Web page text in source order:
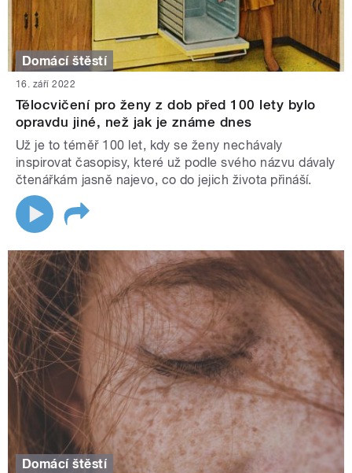
Domácí štěstí
16. září 2022
Tělocvičení pro ženy z dob před 100 lety bylo
opravdu jiné, než jak je známe dnes
Už je to téměř 100 let, kdy se ženy nechávaly
inspirovat časopisy, které už podle svého názvu dávaly
čtenářkám jasně najevo, co do jejich života přináší.
Domácí štěstí